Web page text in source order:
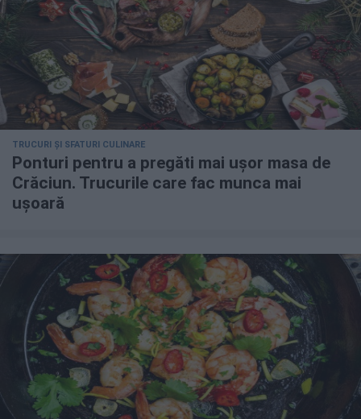
TRUCURI ȘI SFATURI CULINARE
Ponturi pentru a pregăti mai ușor masa de
Crăciun. Trucurile care fac munca mai
ușoară